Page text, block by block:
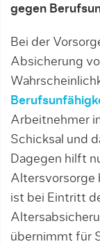
gegen
Bei der
Absicherung
Arbeitnehmer
Schicksal und
Dagegen hilft
Altersvorsorge
ist bei Eintritt
übernimmt für